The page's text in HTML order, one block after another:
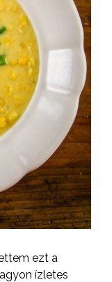
ezt a
ízletes